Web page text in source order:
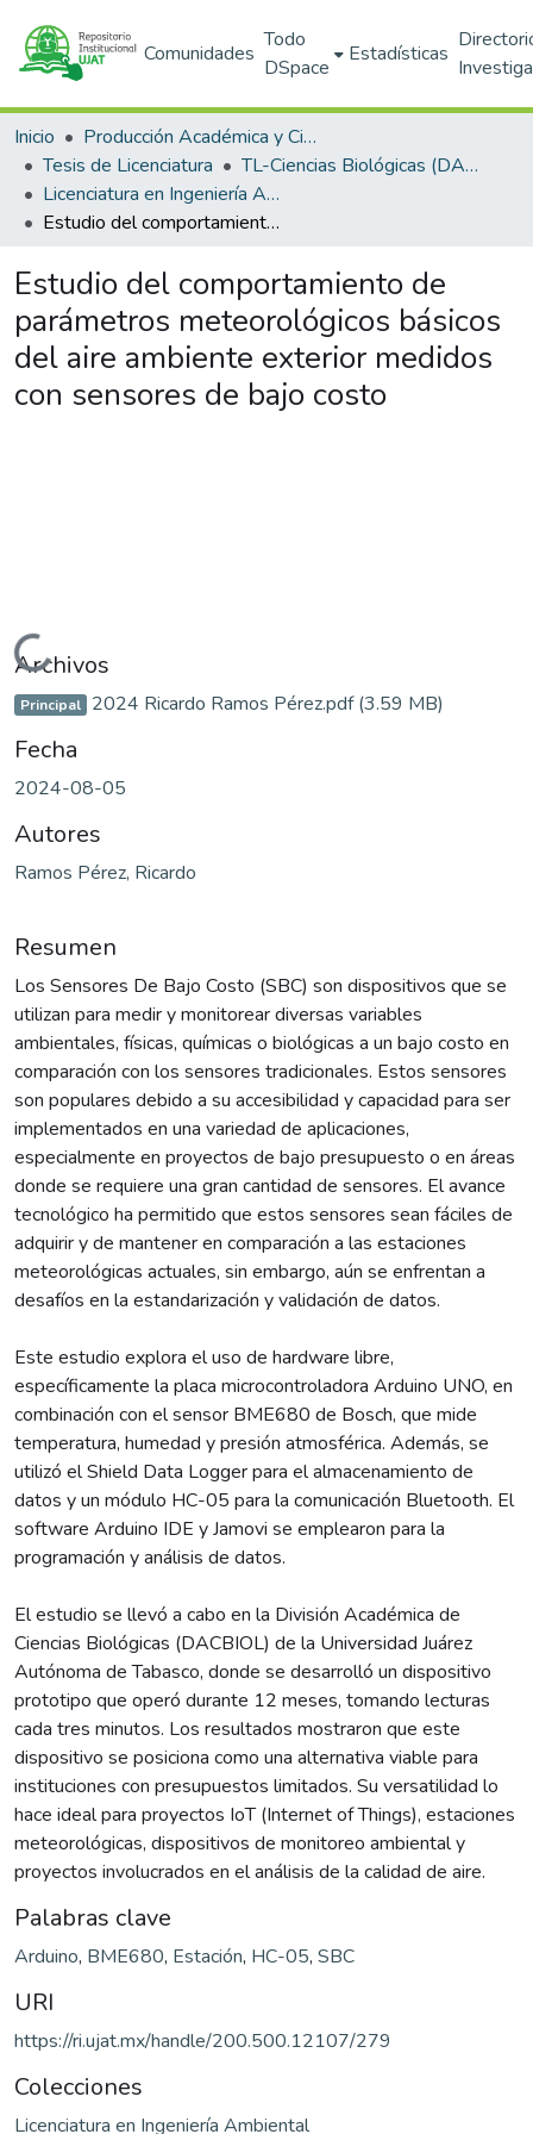
Comunidades
Todo
DSpace
Estadísticas
Inicio
Producción Académica y Científica
Tesis de Licenciatura
TL-Ciencias Biológicas (DACBIOL)
Licenciatura en Ingeniería Ambiental
Estudio del comportamiento de parámetros meteorológicos básicos del aire ambiente exterior medidos con sensores de bajo costo
Estudio del comportamiento de
parámetros meteorológicos básicos
del aire ambiente exterior medidos
con sensores de bajo costo
Cargando...
Archivos
Principal 2024 Ricardo Ramos Pérez.pdf(3.59 MB)
Fecha
2024-08-05
Autores
Ramos Pérez, Ricardo
Resumen
Los Sensores De Bajo Costo (SBC) son dispositivos que se
utilizan para medir y monitorear diversas variables
ambientales, físicas, químicas o biológicas a un bajo costo en
comparación con los sensores tradicionales. Estos sensores
son populares debido a su accesibilidad y capacidad para ser
implementados en una variedad de aplicaciones,
especialmente en proyectos de bajo presupuesto o en áreas
donde se requiere una gran cantidad de sensores. El avance
tecnológico ha permitido que estos sensores sean fáciles de
adquirir y de mantener en comparación a las estaciones
meteorológicas actuales, sin embargo, aún se enfrentan a
desafíos en la estandarización y validación de datos.
Este estudio explora el uso de hardware libre,
específicamente la placa microcontroladora Arduino UNO, en
combinación con el sensor BME680 de Bosch, que mide
temperatura, humedad y presión atmosférica. Además, se
utilizó el Shield Data Logger para el almacenamiento de
datos y un módulo HC-05 para la comunicación Bluetooth. El
software Arduino IDE y Jamovi se emplearon para la
programación y análisis de datos.
El estudio se llevó a cabo en la División Académica de
Ciencias Biológicas (DACBIOL) de la Universidad Juárez
Autónoma de Tabasco, donde se desarrolló un dispositivo
prototipo que operó durante 12 meses, tomando lecturas
cada tres minutos. Los resultados mostraron que este
dispositivo se posiciona como una alternativa viable para
instituciones con presupuestos limitados. Su versatilidad lo
hace ideal para proyectos IoT (Internet of Things), estaciones
meteorológicas, dispositivos de monitoreo ambiental y
proyectos involucrados en el análisis de la calidad de aire.
Palabras clave
Arduino, BME680, Estación, HC-05, SBC
URI
https://ri.ujat.mx/handle/200.500.12107/279
Colecciones
Licenciatura en Ingeniería Ambiental